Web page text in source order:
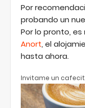
Por
probando un
Por lo pronto,
Anort, el
hasta ahora.
Invitame un